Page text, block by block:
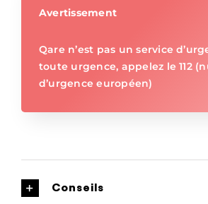
Avertissement
Qare n’est pas un service
toute urgence, appelez le 112
d’urgence européen)
Conseils